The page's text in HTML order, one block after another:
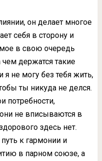
он делает многое
себя в сторону и
в свою очередь
держатся такие
я не могу без тебя жить,
ты никуда не делся.
потребности,
не вписываются в
здесь нет.
к гармонии и
в парном союзе, а